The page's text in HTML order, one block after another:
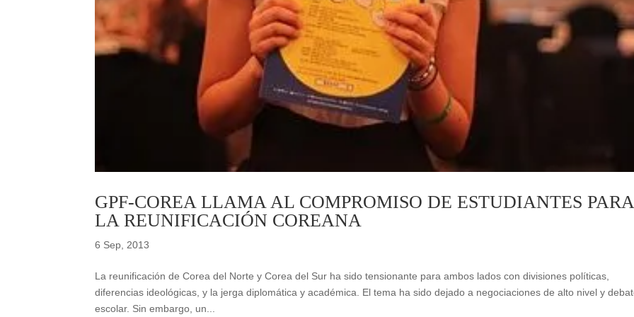
GPF-COREA LLAMA AL COMPROMISO DE ESTUDIANTES PARA
LA REUNIFICACIÓN COREANA
6 Sep, 2013
La reunificación de Corea del Norte y Corea del Sur ha sido tensionante para ambos lados con divisiones políticas,
diferencias ideológicas, y la jerga diplomática y académica. El tema ha sido dejado a negociaciones de alto nivel y
escolar. Sin embargo, un...